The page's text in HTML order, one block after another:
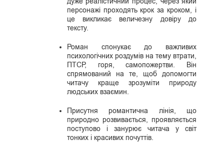
персонажі проходять крок за кроком, і
це викликає величезну довіру до
тексту.
Роман спонукає до важливих
психологічних роздумів на тему втрати,
ПТСР, горя, самопожертви. Він
спрямований на те, щоб допомогти
читачу краще зрозуміти природу
людських взаємин.
Присутня романтична лінія, що
природно розвивається, проявляється
поступово і занурює читача у світ
тонких і красивих почуттів.